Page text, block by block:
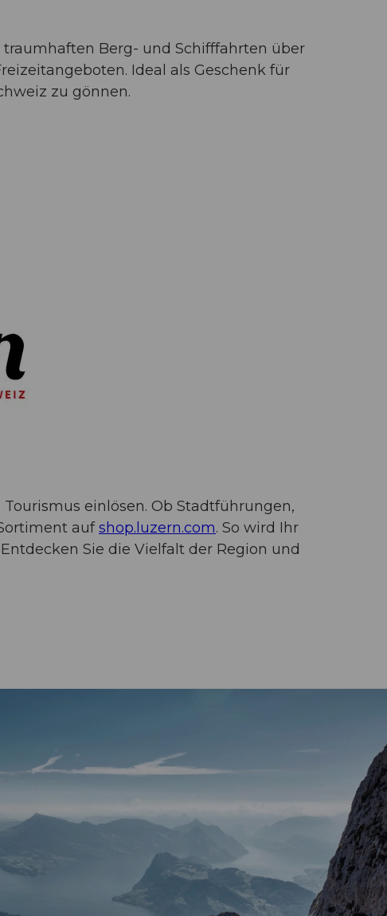
traumhaften Berg- und Schifffahrten über
Ideal als Geschenk für
zu gönnen.
Tourismus einlösen. Ob Stadtführungen,
aufshop.luzern.com. So wird Ihr
Sie die Vielfalt der Region und